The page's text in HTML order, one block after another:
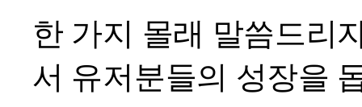
한 가지 몰래 말씀드리
서 유저분들의 성장을